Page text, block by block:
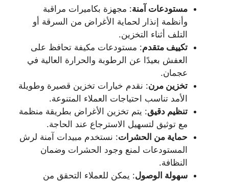
مستودعات آمنة: مجهزة بكاميرات مراقبة
وأنظمة إنذار لحماية الأغراض من السرقة أو
التلف أثناء التخزين.
تكييف متقدم: مستودعات مكيفة تحافظ على
العفش بعيدًا عن الرطوبة والحرارة العالية في
عجمان.
تخزين مرن: نقدم خيارات تخزين قصيرة وطويلة
الأمد تناسب احتياجات العملاء المتنوعة.
تنظيم دقيق: يتم تخزين الأغراض بطريقة منظمة
مع توثيق لتسهيل الاسترجاع عند الحاجة.
حماية من الحشرات: نستخدم مبيدات آمنة لرش
المستودعات لمنع وجود الحشرات وضمان
النظافة.
سهولة الوصول: يمكن للعملاء التحقق من